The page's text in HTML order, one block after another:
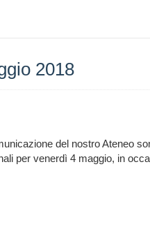
2018
del nostro Ateneo
per venerdì 4 maggio, in